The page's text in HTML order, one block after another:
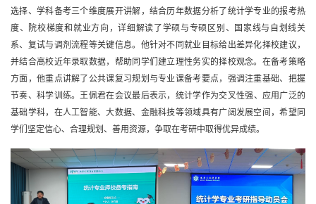
选择、学科备考三个维度展开讲解，结合历年数据分析了统计学专业的报考热
度、院校梯度和就业方向，详细解读了学硕与专硕区别、国家线与自划线关
系、复试与调剂流程等关键信息。他针对不同就业目标给出差异化择校建议，
并结合高校近年录取数据，帮助同学们建立理性务实的择校观念。在备考策略
方面，他重点讲解了公共课复习规划与专业课备考要点，强调注重基础、把握
节奏、科学训练。 王佩君在会议最后表示， 统计学作为交叉性强、应用广泛的
基础学科，在人工智能、大数据、金融科技等领域具有广阔发展空间，希望同
学们坚定信心、合理规划、善用资源，争取在考研中取得优异成绩。